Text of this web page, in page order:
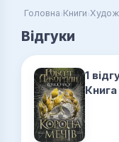
Головна›Книги›
Відгуки
1